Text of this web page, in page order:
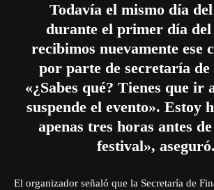
Todavía el mismo día
durante el primer día
recibimos nuevamente ese
por parte de secretaría de
«¿Sabes qué? Tienes que ir
suspende el evento». Estoy
apenas tres horas antes
festival», aseguró.
El organizador señaló que la Secretaría de